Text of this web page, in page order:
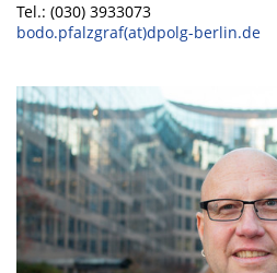
Tel.: (030) 3933073
bodo.pfalzgraf(at)dpolg-berlin.de